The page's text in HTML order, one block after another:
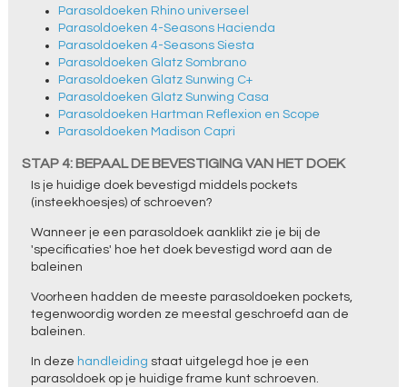
Parasoldoeken Rhino universeel
Parasoldoeken 4-Seasons Hacienda
Parasoldoeken 4-Seasons Siesta
Parasoldoeken Glatz Sombrano
Parasoldoeken Glatz Sunwing C+
Parasoldoeken Glatz Sunwing Casa
Parasoldoeken Hartman Reflexion en Scope
Parasoldoeken Madison Capri
STAP 4: BEPAAL DE BEVESTIGING VAN HET DOEK
Is je huidige doek bevestigd middels pockets
(insteekhoesjes) of schroeven?
Wanneer je een parasoldoek aanklikt zie je bij de
'specificaties' hoe het doek bevestigd word aan de
baleinen
Voorheen hadden de meeste parasoldoeken pockets,
tegenwoordig worden ze meestal geschroefd aan de
baleinen.
In deze handleiding staat uitgelegd hoe je een
parasoldoek op je huidige frame kunt schroeven.